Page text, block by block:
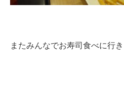
またみんなでお寿司食べに行き